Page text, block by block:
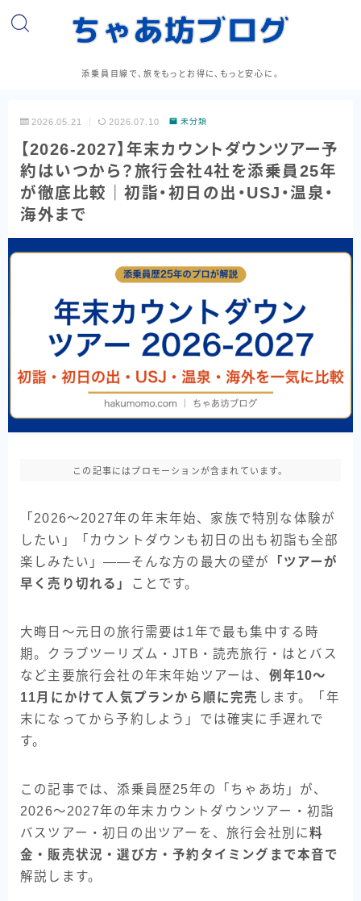
添乗員目線で、旅をもっとお得に、もっと安心に。
2026.05.21 2026.07.10 未分類
【2026-2027】年末カウントダウンツアー予
約はいつから？旅行会社4社を添乗員25年
が徹底比較｜初詣・初日の出・USJ・温泉・
海外まで
この記事にはプロモーションが含まれています。
「2026〜2027年の年末年始、家族で特別な体験が
したい」「カウントダウンも初日の出も初詣も全部
楽しみたい」——そんな方の最大の壁が
「ツアーが
早く売り切れる」
ことです。
大晦日〜元日の旅行需要は1年で最も集中する時
期。クラブツーリズム・JTB・読売旅行・はとバス
など主要旅行会社の年末年始ツアーは、 例年10〜
11月にかけて人気プランから順に完売 します。「年
末になってから予約しよう」では確実に手遅れで
す。
この記事では、添乗員歴25年の「ちゃあ坊」が、
2026〜2027年の年末カウントダウンツアー・初詣
バスツアー・初日の出ツアーを、旅行会社別に料
金・販売状況・選び方・予約タイミングまで本音で
解説します。